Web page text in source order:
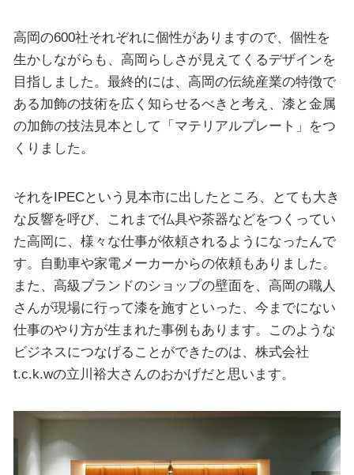
高岡の600社それぞれに個性がありますので、個性を
生かしながらも、高岡らしさが見えてくるデザインを
目指しました。最終的には、高岡の伝統産業の特徴で
ある加飾の技術を広く知らせるべきと考え、漆と金属
の加飾の技法見本として「マテリアルプレート」をつ
くりました。
それをIPECという見本市に出したところ、とても大き
な反響を呼び、これまで仏具や茶器などをつくってい
た高岡に、様々な仕事が依頼されるようになったんで
す。自動車や家電メーカーからの依頼もありました。
また、高級ブランドのショップの壁面を、高岡の職人
さんが現場に行って漆を施すといった、今までにない
仕事のやり方が生まれた事例もあります。このような
ビジネスにつなげることができたのは、株式会社
t.c.k.wの立川裕大さんのおかげだと思います。